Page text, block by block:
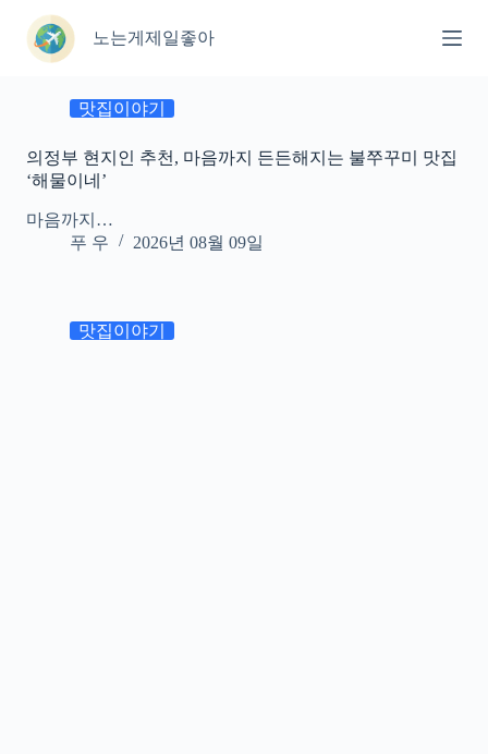
노는게제일좋아
맛집이야기
의정부 현지인 추천, 마음까지 든든해지는 불쭈꾸미 맛집
‘해물이네’
마음까지…
푸 우
2026년 08월 09일
맛집이야기